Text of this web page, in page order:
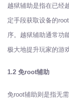
越狱辅助是指在已经
定手段获取设备的
序。越狱辅助通常功
极大地提升玩家的游
1.2 免root辅助
免root辅助则是指无